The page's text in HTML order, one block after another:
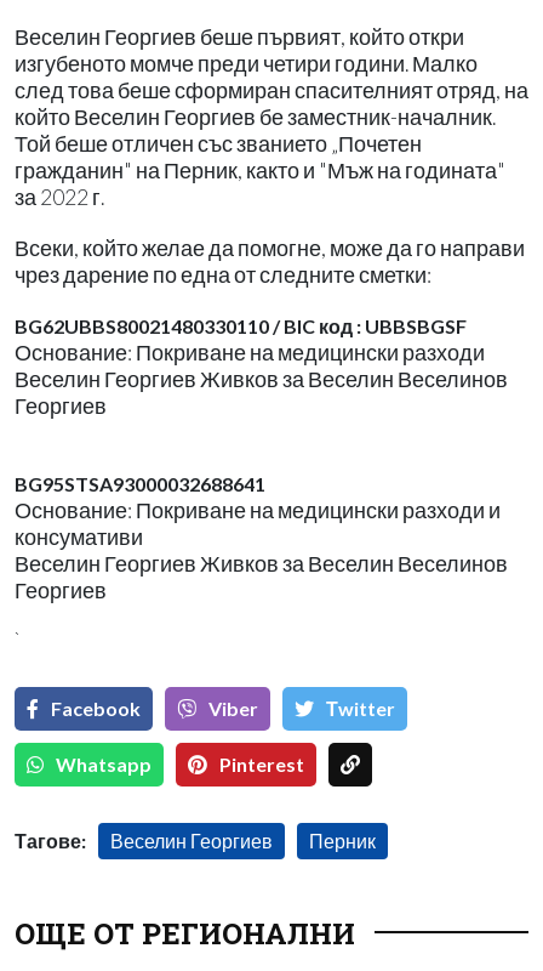
Веселин Георгиев беше първият, който откри
изгубеното момче преди четири години. Малко
след това беше сформиран спасителният отряд, на
който Веселин Георгиев бе заместник-началник.
Той беше отличен със званието „Почетен
гражданин" на Перник, както и "Мъж на годината"
за 2022 г.
Всеки, който желае да помогне, може да го направи
чрез дарение по една от следните сметки:
BG62UBBS80021480330110 / BIC код : UBBSBGSF
Основание: Покриване на медицински разходи
Веселин Георгиев Живков за Веселин Веселинов
Георгиев
BG95STSA93000032688641
Основание: Покриване на медицински разходи и
консумативи
Веселин Георгиев Живков за Веселин Веселинов
Георгиев
`
Facebook Viber Тwitter
Whatsapp Pinterest
Тагове: Веселин Георгиев Перник
ОЩЕ ОТ РЕГИОНАЛНИ